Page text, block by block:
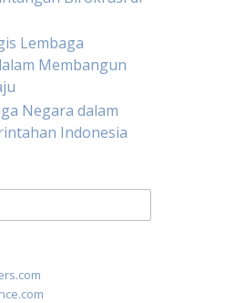
Lembaga
Membangun
Negara dalam
Indonesia